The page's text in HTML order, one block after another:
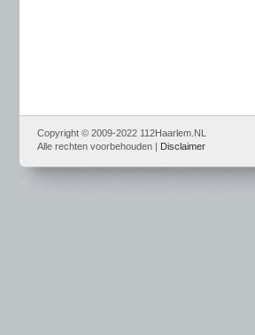
Copyright © 2009-2022 112Haarlem.NL
Alle rechten voorbehouden | Disclaimer